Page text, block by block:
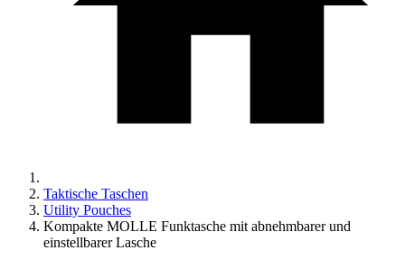
Taktische Taschen
Utility Pouches
Kompakte MOLLE Funktasche mit abnehmbarer und
einstellbarer Lasche